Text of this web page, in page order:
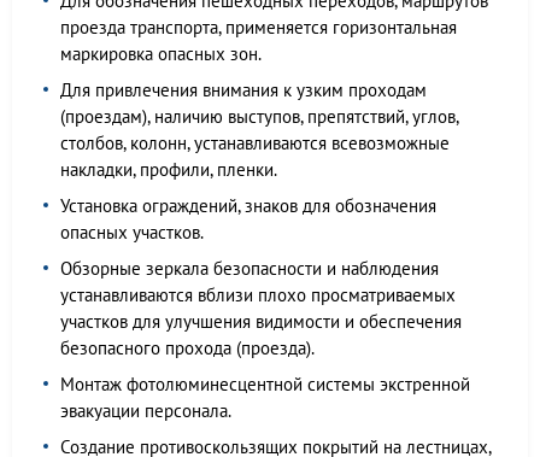
проезда транспорта, применяется горизонтальная
маркировка опасных зон.
Для привлечения внимания к узким проходам
(проездам), наличию выступов, препятствий, углов,
столбов, колонн, устанавливаются всевозможные
накладки, профили, пленки.
Установка ограждений, знаков для обозначения
опасных участков.
Обзорные зеркала безопасности и наблюдения
устанавливаются вблизи плохо просматриваемых
участков для улучшения видимости и обеспечения
безопасного прохода (проезда).
Монтаж фотолюминесцентной системы экстренной
эвакуации персонала.
Создание противоскользящих покрытий на лестницах,